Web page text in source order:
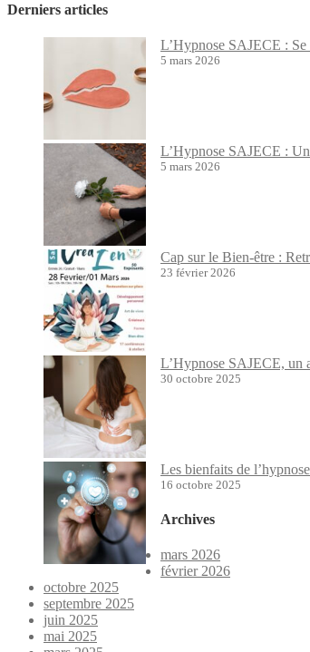
Derniers articles
L’Hypnose SAJECE : Se
5 mars 2026
L’Hypnose SAJECE :
5 mars 2026
Cap sur le Bien-être :
23 février 2026
L’Hypnose SAJECE, un
30 octobre 2025
Les bienfaits de
16 octobre 2025
Archives
mars 2026
février 2026
octobre 2025
septembre 2025
juin 2025
mai 2025